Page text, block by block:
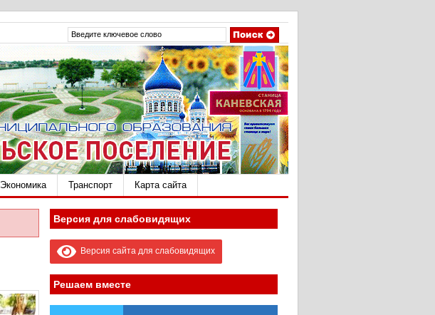
Экономика Транспорт Карта сайта
Версия для слабовидящих
Версия сайта для слабовидящих
Решаем вместе